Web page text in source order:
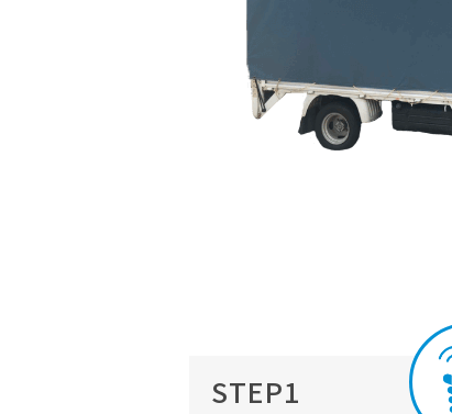
STEP1